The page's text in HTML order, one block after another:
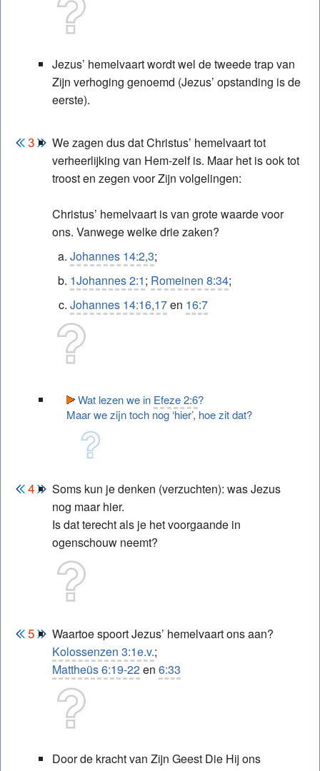
Jezus’ hemelvaart wordt wel de tweede trap van
Zijn verhoging genoemd (Jezus’ opstanding is de
eerste).
We zagen dus dat Christus’ hemelvaart tot
verheerlijking van Hem-zelf is. Maar het is ook tot
troost en zegen voor Zijn volgelingen:
Christus’ hemelvaart is van grote waarde voor
ons. Vanwege welke drie zaken?
Johannes 14:2,3;
1Johannes 2:1; Romeinen 8:34;
Johannes 14:16,17en 16:7
Wat lezen we in Efeze 2:6?
Maar we zijn toch nog ‘hier’, hoe zit dat?
Soms kun je denken (verzuchten): was Jezus
nog maar hier.
Is dat terecht als je het voorgaande in
ogenschouw neemt?
Waartoe spoort Jezus’ hemelvaart ons aan?
Kolossenzen 3:1e.v.;
Mattheüs 6:19-22en 6:33
Door de kracht van Zijn Geest Die Hij ons